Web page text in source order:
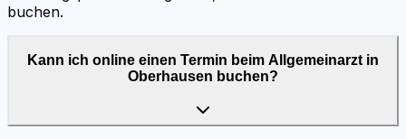
buchen.
Kann ich online einen Termin beim Allgemeinarzt in
Oberhausen buchen?